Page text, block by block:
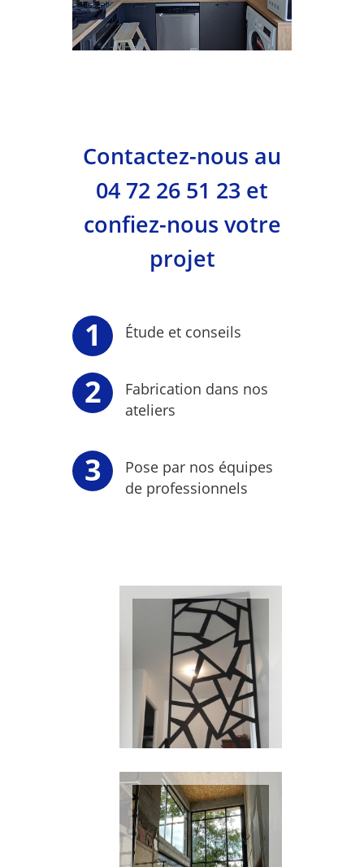
Contactez-nous au
04 72 26 51 23 et
confiez-nous votre
projet
Étude et conseils
Fabrication dans nos
ateliers
Pose par nos équipes
de professionnels